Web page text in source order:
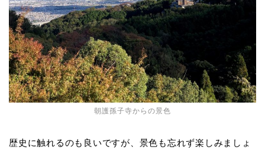
朝護孫子寺からの景色
歴史に触れるのも良いですが、景色も忘れず楽しみましょ